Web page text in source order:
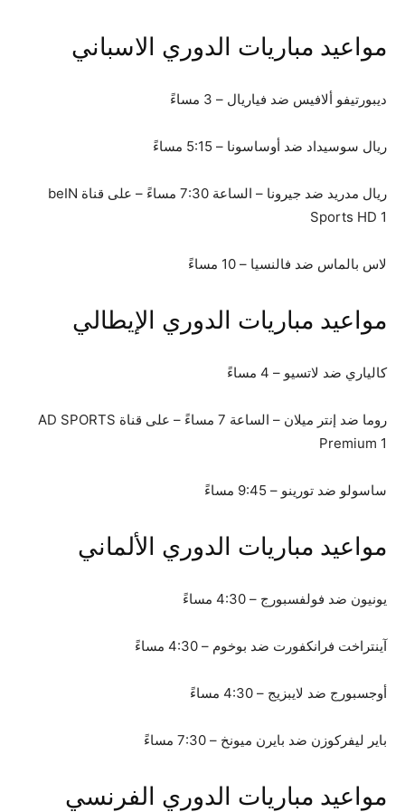
مواعيد مباريات الدوري الاسباني
ديبورتيفو ألافيس ضد فياريال – 3 مساءً
ريال سوسيداد ضد أوساسونا – 5:15 مساءً
ريال مدريد ضد جيرونا – الساعة 7:30 مساءً – على قناة beIN
Sports HD 1
لاس بالماس ضد فالنسيا – 10 مساءً
مواعيد مباريات الدوري الإيطالي
كالياري ضد لاتسيو – 4 مساءً
روما ضد إنتر ميلان – الساعة 7 مساءً – على قناة AD SPORTS
Premium 1
ساسولو ضد تورينو – 9:45 مساءً
مواعيد مباريات الدوري الألماني
يونيون ضد فولفسبورج – 4:30 مساءً
آينتراخت فرانكفورت ضد بوخوم – 4:30 مساءً
أوجسبورج ضد لايبزيج – 4:30 مساءً
باير ليفركوزن ضد بايرن ميونخ – 7:30 مساءً
مواعيد مباريات الدوري الفرنسي